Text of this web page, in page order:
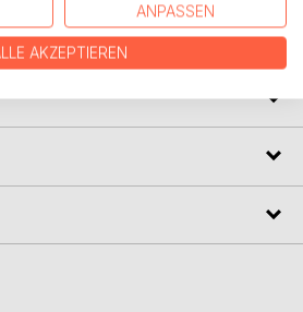
sondern authentisch leben
ANPASSEN
AKZEPTIEREN